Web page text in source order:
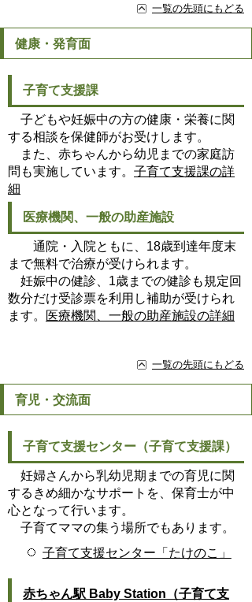
一覧の先頭にもどる
健康・発育面
子育て支援課
子どもや妊娠中の方の健康・栄養に関
する相談を保健師がお受けします。
また、赤ちゃんから幼児までの家庭訪
問も実施しています。 子育て支援課の詳
細
医療機関、一般の助産施設
通院・入院ともに、18歳到達年度末
まで無料で治療が受けられます。
妊娠中の健診、1歳までの健診も規定回
数分だけ受診票を利用し補助が受けられ
ます。
医療機関、一般の助産施設の詳細
一覧の先頭にもどる
育児・交流面
子育て支援センター（子育て支援課）
妊婦さんから乳幼児期までの育児に関
するきめ細かなサポートを、保育士が中
心となって行います。
子育てママの集う場所でもあります。
子育て支援センター「たけのこ」
赤ちゃん駅 Baby Station（子育て支